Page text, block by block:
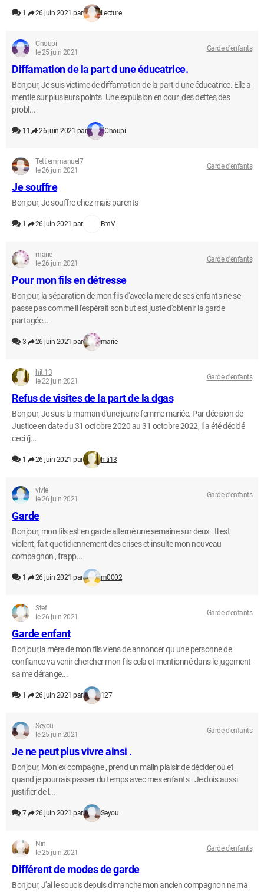
1 26 juin 2021 par Lecture
Choupi
le 25 juin 2021
Garde d'enfants
Diffamation de la part d une éducatrice.
Bonjour, Je suis victime de diffamation de la part d une éducatrice. Elle a
mentie sur plusieurs points. Une expulsion en cour ,des dettes,des
probl...
11 26 juin 2021 par Choupi
Tettiemmanuel7
le 26 juin 2021
Garde d'enfants
Je souffre
Bonjour, Je souffre chez mais parents
1 26 juin 2021 par BmV
marie
le 26 juin 2021
Garde d'enfants
Pour mon fils en détresse
Bonjour, la séparation de mon fils d'avec la mere de ses enfants ne se
passe pas comme il l'espérait son but est juste d'obtenir la garde
partagée...
3 26 juin 2021 par marie
hiti13
le 22 juin 2021
Garde d'enfants
Refus de visites de la part de la dgas
Bonjour, Je suis la maman d'une jeune femme mariée. Par décision de
Justice en date du 31 octobre 2020 au 31 octobre 2022, il a été décidé
ceci (j...
1 26 juin 2021 par hiti13
vivie
le 26 juin 2021
Garde d'enfants
Garde
Bonjour, mon fils est en garde alterné une semaine sur deux . Il est
violent, fait quotidiennement des crises et insulte mon nouveau
compagnon , frapp...
1 26 juin 2021 par m0002
Stef
le 26 juin 2021
Garde d'enfants
Garde enfant
Bonjour,la mère de mon fils viens de annoncer qu une personne de
confiance va venir chercher mon fils cela et mentionné dans le jugement
sa me dérange...
1 26 juin 2021 par 127
Seyou
le 25 juin 2021
Garde d'enfants
Je ne peut plus vivre ainsi .
Bonjour, Mon ex compagne , prend un malin plaisir de décider où et
quand je pourrais passer du temps avec mes enfants . Je dois aussi
justifier de l...
7 26 juin 2021 par Seyou
Nini
le 25 juin 2021
Garde d'enfants
Différent de modes de garde
Bonjour, J'ai le soucis depuis dimanche mon ancien compagnon ne ma